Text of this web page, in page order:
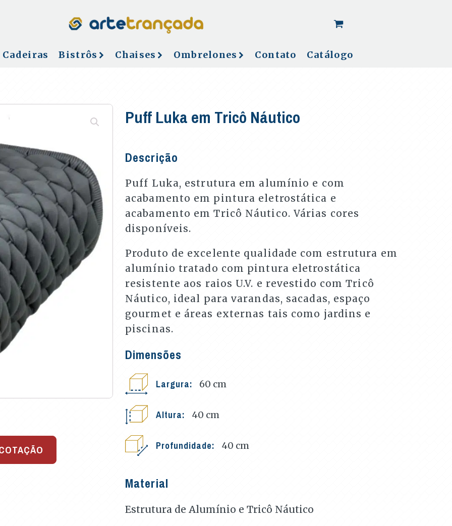
Cadeiras Bistrôs Chaises Ombrelones Contato Catálogo
Puff Luka em Tricô Náutico
Descrição
Puff Luka, estrutura em alumínio e com
acabamento em pintura eletrostática e
acabamento em Tricô Náutico. Várias cores
disponíveis.
Produto de excelente qualidade com estrutura em
alumínio tratado com pintura eletrostática
resistente aos raios U.V. e revestido com Tricô
Náutico, ideal para varandas, sacadas, espaço
gourmet e áreas externas tais como jardins e
piscinas.
Dimensões
Largura: 60 cm
Altura: 40 cm
Profundidade: 40 cm
Material
Estrutura de Alumínio e Tricô Náutico